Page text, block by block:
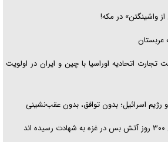
واشینگتن» در مکه!
عربستان
اتحادیه اوراسیا با چین و ایران در اولویت
رژیم اسرائیل؛ بدون توافق، بدون عقب‌نشینی